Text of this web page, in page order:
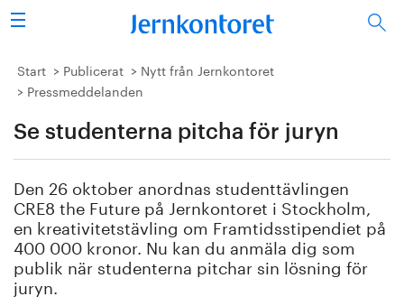
Sök
Stålindustrin
Forskning/utbildning
Energi/miljö
Vi tycker
Publicerat
Start Publicerat
Nytt från Jernkontoret
Pressmeddelanden
Se studenterna pitcha för juryn
Den 26 oktober anordnas studenttävlingen
CRE8 the Future på Jernkontoret i Stockholm,
en kreativitetstävling om Framtidsstipendiet på
400 000 kronor. Nu kan du anmäla dig som
publik när studenterna pitchar sin lösning för
juryn.